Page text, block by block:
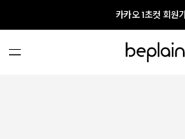
카카오 1초컷 회원